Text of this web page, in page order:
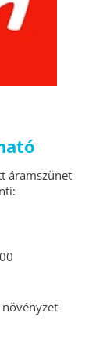
áramszünet